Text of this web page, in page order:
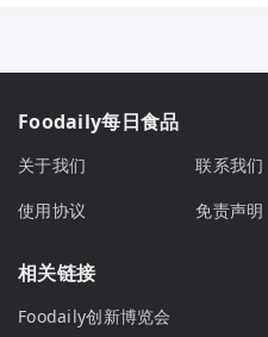
Foodaily每日食品
关于我们 联系我们
使用协议
免责声明
相关链接
Foodaily创新博览会